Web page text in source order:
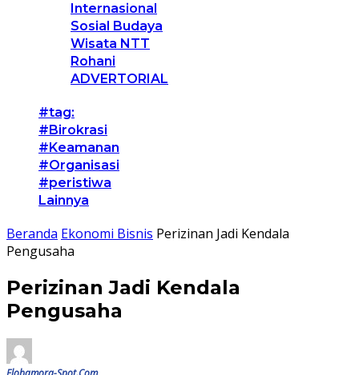
Internasional
Sosial Budaya
Wisata NTT
Rohani
ADVERTORIAL
#tag:
#Birokrasi
#Keamanan
#Organisasi
#peristiwa
Lainnya
Beranda Ekonomi Bisnis Perizinan Jadi Kendala
Pengusaha
Perizinan Jadi Kendala
Pengusaha